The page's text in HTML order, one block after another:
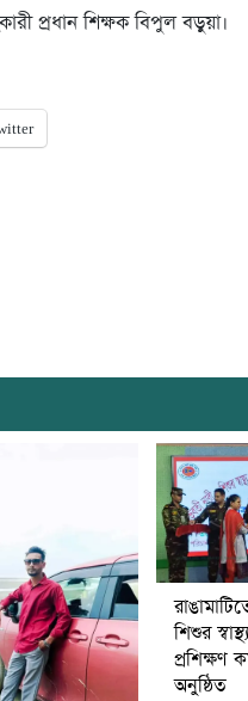
প্রধান শিক্ষক বিপুল বড়ুয়া।
শিশুর
প্রশিক্ষণ
অনুষ্ঠিত